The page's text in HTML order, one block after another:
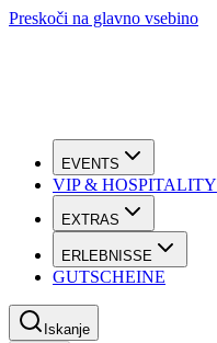
Preskoči na glavno vsebino
EVENTS
VIP & HOSPITALITY
EXTRAS
ERLEBNISSE
GUTSCHEINE
Iskanje